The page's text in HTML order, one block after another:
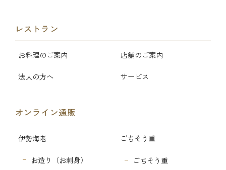
レストラン
お料理のご案内 店舗のご案内
法人の方へ サービス
オンライン通販
伊勢海老
お造り（お刺身）
ごちそう重
ごちそう重